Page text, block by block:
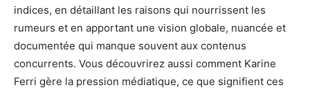
indices, en détaillant les raisons qui nourrissent les
rumeurs et en apportant une vision globale, nuancée et
documentée qui manque souvent aux contenus
concurrents. Vous découvrirez aussi comment Karine
Ferri gère la pression médiatique, ce que signifient ces